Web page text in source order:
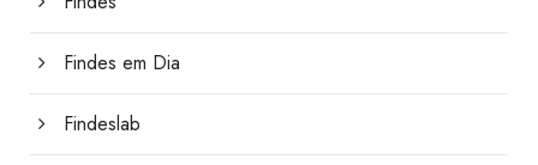
Findes em Dia
Findeslab